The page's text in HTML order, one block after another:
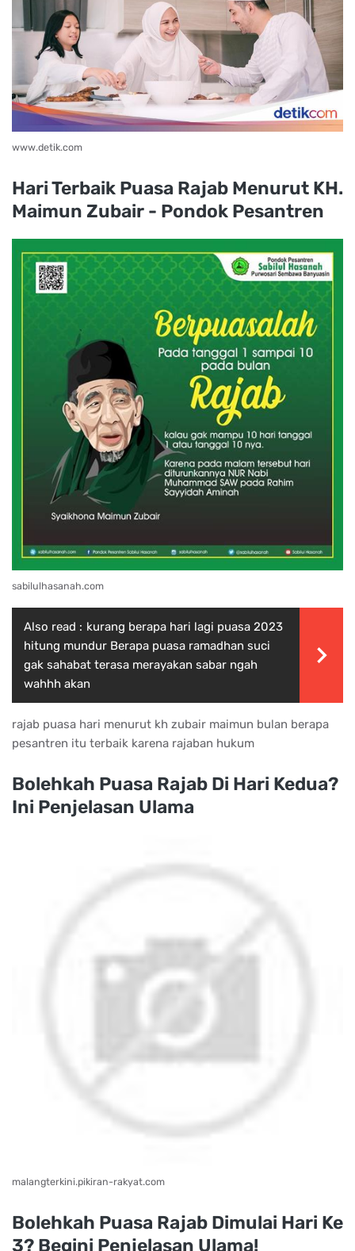
www.detik.com
Hari Terbaik Puasa Rajab Menurut KH.
Maimun Zubair - Pondok Pesantren
sabilulhasanah.com
Also read : kurang berapa hari lagi puasa 2023
hitung mundur Berapa puasa ramadhan suci
gak sahabat terasa merayakan sabar ngah
wahhh akan
rajab puasa hari menurut kh zubair maimun bulan berapa
pesantren itu terbaik karena rajaban hukum
Bolehkah Puasa Rajab Di Hari Kedua?
Ini Penjelasan Ulama
malangterkini.pikiran-rakyat.com
Bolehkah Puasa Rajab Dimulai Hari Ke
3? Begini Penjelasan Ulama!